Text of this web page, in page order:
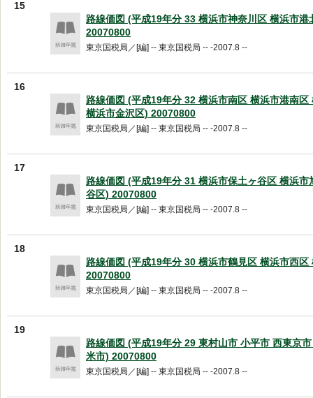
15
路線価図 (平成19年分 33 横浜市神奈川区 横浜市港
20070800
東京国税局／[編] -- 東京国税局 -- -2007.8 --
16
路線価図 (平成19年分 32 横浜市南区 横浜市港南区
横浜市金沢区) 20070800
東京国税局／[編] -- 東京国税局 -- -2007.8 --
17
路線価図 (平成19年分 31 横浜市保土ヶ谷区 横浜市
谷区) 20070800
東京国税局／[編] -- 東京国税局 -- -2007.8 --
18
路線価図 (平成19年分 30 横浜市鶴見区 横浜市西区
20070800
東京国税局／[編] -- 東京国税局 -- -2007.8 --
19
路線価図 (平成19年分 29 東村山市 小平市 西東京
米市) 20070800
東京国税局／[編] -- 東京国税局 -- -2007.8 --